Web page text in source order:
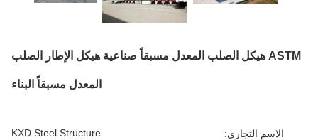
ASTM هيكل الصلب المعدل مسبقاً صناعية هيكل الإطار الصلب
المعدل مسبقاً البناء
الاسم التجاري: KXD Steel Structure